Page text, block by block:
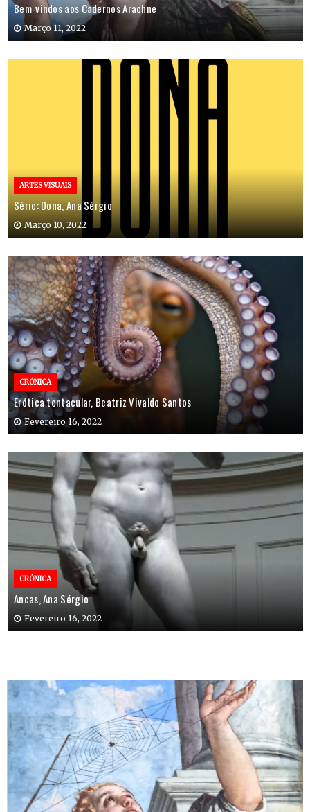
Bem-vindos aos Cadernos Arachne
Março 11, 2022
ARTES VISUAIS
Série: Dona, Ana Sérgio
Março 10, 2022
CRÓNICA
Erótica tentacular, Beatriz Vivaldo Santos
Fevereiro 16, 2022
CRÓNICA
Ancas, Ana Sérgio
Fevereiro 16, 2022